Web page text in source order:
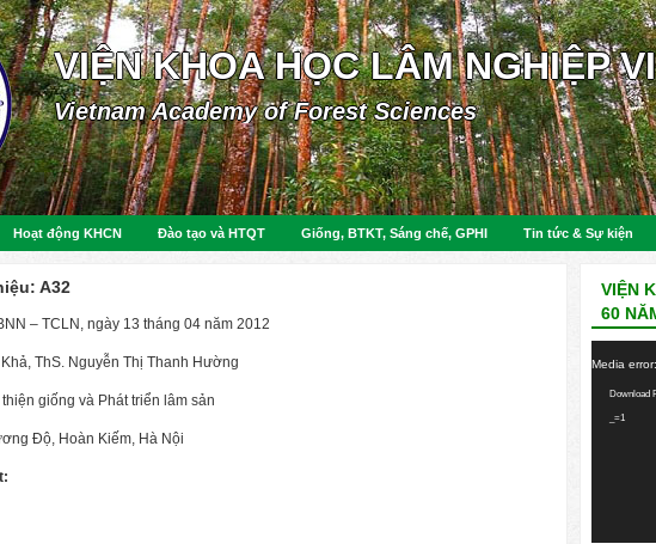
VIỆN KHOA HỌC LÂM NGHIỆP
Vietnam Academy of Forest Sciences
Hoạt động KHCN Đào tạo và HTQT Giống, BTKT, Sáng chế, GPHI Tin tức & Sự kiện
A32
– TCLN, ngày 13 tháng 04 năm 2012
ThS. Nguyễn Thị Thanh Hường
giống và Phát triển lâm sản
Độ, Hoàn Kiếm, Hà Nội
VIỆN
60
Media
Download
_=1